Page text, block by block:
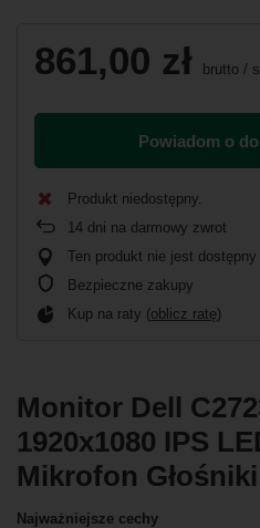
861,00 zł brutto /
Powiadom o
Produkt niedostępny
14 dni na darmowy zwrot
Ten produkt nie jest
Bezpieczne zakupy
Kup na raty (oblicz ratę)
Monitor Dell
1920x1080 IPS
Mikrofon
Najważniejsze cechy